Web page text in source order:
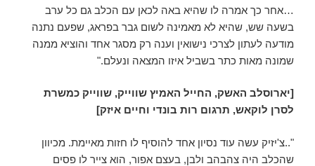
…אחר כך אמרה לו שהיא באה לכאן עם הכלב גם כל ערב
בשעה שש, שהיא לא מאמינה לשום גבר בפראג, שפעם נתנה
מודעה לעתון לצרכי נישואין וענה רק מסגר אחד והוציא ממנה
שמונה מאות כתר בשביל איזו המצאה ונעלם."
[יארוסלב האשק, החייל האמיץ שווייק, שווייק כמשרת
לסרן לוקאש, תרגום רות בונדי וחיים איזק]
"..צ'יזיק עשה עוד נסיון אחד להוסיף לו חזות מאיימת. מכיוון
שהכלב היה צהבהב ולבן, בעצם אפור, הוא צייר לו פסים